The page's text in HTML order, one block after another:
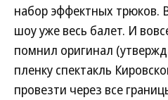
набор эффектных трюков.
шоу уже весь балет. И
помнил оригинал
пленку спектакль
провезти через все